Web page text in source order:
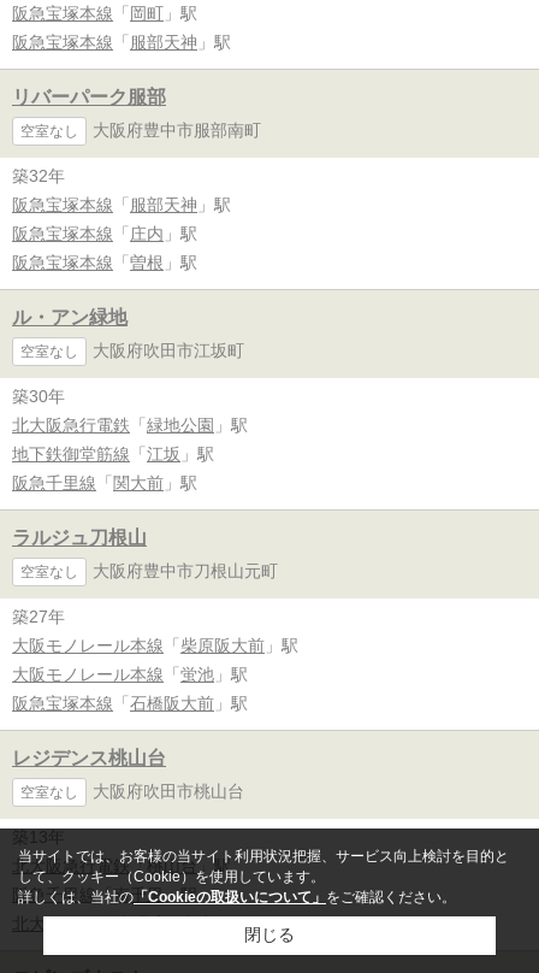
阪急宝塚本線 「 岡町 」駅
阪急宝塚本線 「 服部天神 」駅
リバーパーク服部
空室なし 大阪府豊中市服部南町
築32年
阪急宝塚本線 「 服部天神 」駅
阪急宝塚本線 「 庄内 」駅
阪急宝塚本線 「 曽根 」駅
ル・アン緑地
空室なし 大阪府吹田市江坂町
築30年
北大阪急行電鉄 「 緑地公園 」駅
地下鉄御堂筋線 「 江坂 」駅
阪急千里線 「 関大前 」駅
ラルジュ刀根山
空室なし 大阪府豊中市刀根山元町
築27年
大阪モノレール本線 「 柴原阪大前 」駅
大阪モノレール本線 「 蛍池 」駅
阪急宝塚本線 「 石橋阪大前 」駅
レジデンス桃山台
空室なし 大阪府吹田市桃山台
築13年
北大阪急行電鉄「桃山台」駅
阪急千里線「南千里」駅
北大阪急行電鉄
」駅
当サイトでは、お客様の当サイト利用状況把握、サービス向上検討を目的と
して、クッキー（Cookie）を使用しています。
詳しくは、当社の 「Cookieの取扱いについて」 をご確認ください。
閉じる